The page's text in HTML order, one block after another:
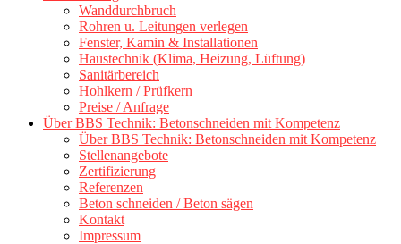
Wanddurchbruch
Rohren u. Leitungen verlegen
Fenster, Kamin & Installationen
Haustechnik (Klima, Heizung, Lüftung)
Sanitärbereich
Hohlkern / Prüfkern
Preise / Anfrage
Über BBS Technik: Betonschneiden mit Kompetenz
Über BBS Technik: Betonschneiden mit Kompetenz
Stellenangebote
Zertifizierung
Referenzen
Beton schneiden / Beton sägen
Kontakt
Impressum